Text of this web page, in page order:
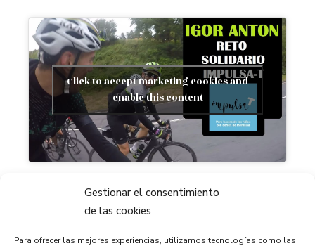
Gestionar el consentimiento
de las cookies
Para ofrecer las mejores experiencias, utilizamos tecnologías como las
Click to accept marketing cookies and
enable this content
Bizikleta bizi modu bat bezala.